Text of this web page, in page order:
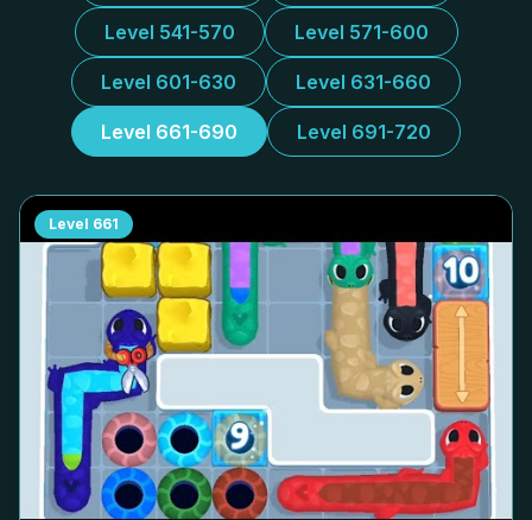
Level 541-570 Level 571-600
Level 601-630 Level 631-660
Level 661-690 Level 691-720
Level 661